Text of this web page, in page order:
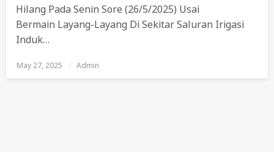
Hilang Pada Senin Sore (26/5/2025) Usai
Bermain Layang-Layang Di Sekitar Saluran Irigasi
Induk…
Posted
On
May 27, 2025 Admin